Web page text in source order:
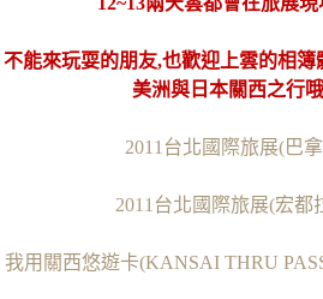
不能來玩耍的朋友,也歡迎上雲的相簿
美洲與日本關西之行
2011台北國際旅展(巴
2011台北國際旅展(宏都
我用關西悠遊卡(KANSAI THRU